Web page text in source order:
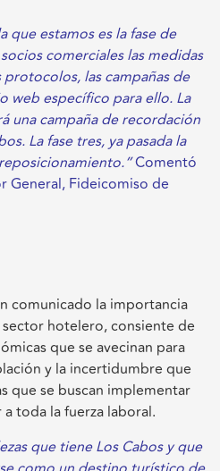
que estamos es la fase de
comerciales las medidas
las campañas de
web específico para ello. La
una campaña de recordación
La fase tres, ya pasada la
Comentó
General, Fideicomiso de
comunicado la importancia
hotelero, consiente de
que se avecinan para
y la incertidumbre que
que se buscan implementar
toda la fuerza laboral.
que tiene Los Cabos y que